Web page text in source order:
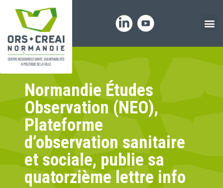
Normandie Études
Observation (NEO),
Plateforme
d’observation sanitaire
et sociale, publie sa
quatorzième lettre info
Panneau de gestion des cookies